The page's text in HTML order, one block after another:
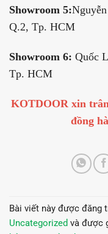
Showroom 5:
Q.2, Tp. HCM
Showroom 6: Quốc
Tp. HCM
KOTDOOR xin
đồng
Bài viết này được đăng
Uncategorized và được